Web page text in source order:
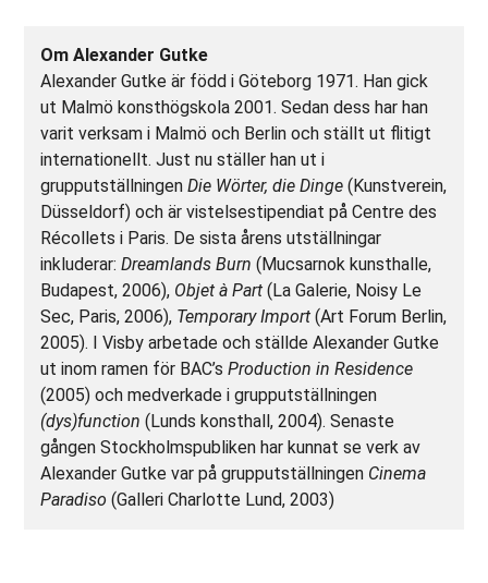
Om Alexander Gutke
Alexander Gutke är född i Göteborg 1971. Han gick
ut Malmö konsthögskola 2001. Sedan dess har han
varit verksam i Malmö och Berlin och ställt ut flitigt
internationellt. Just nu ställer han ut i
grupputställningenDie Wörter, die Dinge (Kunstverein,
Düsseldorf) och är vistelsestipendiat på Centre des
Récollets i Paris. De sista årens utställningar
inkluderar:Dreamlands Burn (Mucsarnok kunsthalle,
Budapest, 2006), Objet à Part (La Galerie, Noisy Le
Sec, Paris, 2006), Temporary Import (Art Forum Berlin,
2005). I Visby arbetade och ställde Alexander Gutke
ut inom ramen för BAC’sProduction in Residence
(2005) och medverkade i grupputställningen
(dys)function (Lunds konsthall, 2004). Senaste
gången Stockholmspubliken har kunnat se verk av
Alexander Gutke var på grupputställningen Cinema
Paradiso (Galleri Charlotte Lund, 2003)